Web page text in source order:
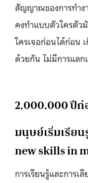
สัญญาณของการทำง
คงทำแบบตัวใครตัว
ใครเจอก่อนได้ก่อน
ด้วยกัน ไม่มีการแล
2,000,000 ปี
มนุษย์เริ่มเรีย
new skills in
การเรียนรู้และการ